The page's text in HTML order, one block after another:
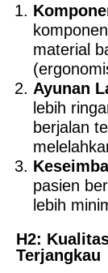
material
Ayunan
lebih
berjalan
pasien
lebih
H2:
Terjangkau